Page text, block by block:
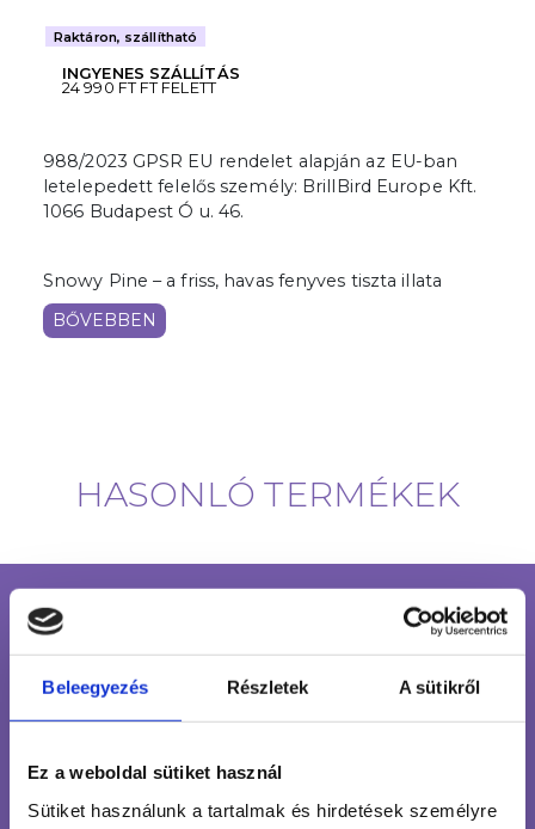
Beleegyezés Részletek A sütikről
Ez a weboldal sütiket használ
Sütiket használunk a tartalmak és hirdetések személyre
Raktáron, szállítható
INGYENES SZÁLLÍTÁS
24 990 FT FT FELETT
988/2023 GPSR EU rendelet alapján az EU-ban
letelepedett felelős személy: BrillBird Europe Kft.
1066 Budapest Ó u. 46.
Snowy Pine – a friss, havas fenyves tiszta illata
BŐVEBBEN
HASONLÓ TERMÉKEK
ÜGYFÉLSZOLGÁLAT
7-15H TELEFONON, EMAILBEN
100% BIZTONSÁGOS